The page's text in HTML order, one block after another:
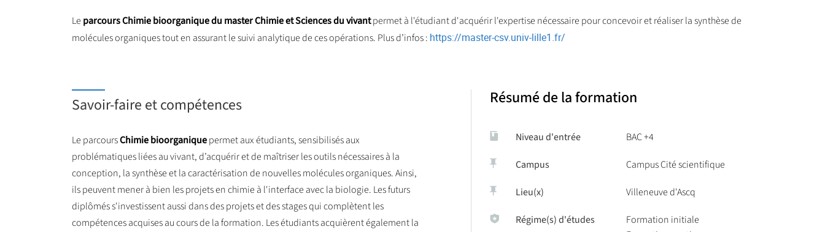
Leparcours Chimie bioorganique du master Chimie et Sciences du vivantpermet à l'étudiant d'acquérir l'expertise nécessaire pour concevoir et réaliser la synthèse de
molécules organiques tout en assurant le suivi analytique de ces opérations. Plus d’infos : https://master-csv.univ-lille1.fr/
Savoir-faire et compétences
Le parcoursChimie bioorganiquepermet aux étudiants, sensibilisés aux
problématiques liées au vivant, d’acquérir et de maîtriser les outils nécessaires à la
conception, la synthèse et la caractérisation de nouvelles molécules organiques. Ainsi,
ils peuvent mener à bien les projets en chimie à l'interface avec la biologie. Les futurs
diplômés s'investissent aussi dans des projets et des stages qui complètent les
compétences acquises au cours de la formation. Les étudiants acquièrent également la
Résumé de la formation
Niveau d'entrée BAC +4
Campus Campus Cité scientifique
Lieu(x) Villeneuve d'Ascq
Régime(s) d'études
Formation initiale